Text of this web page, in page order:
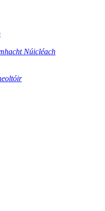
Núicléach